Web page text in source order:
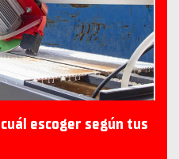
escoger según tus